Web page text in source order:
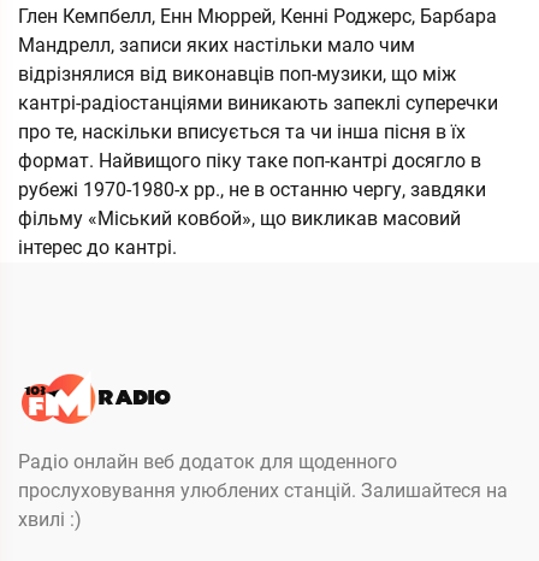
Глен Кемпбелл, Енн Мюррей, Кенні Роджерс, Барбара
Мандрелл, записи яких настільки мало чим
відрізнялися від виконавців поп-музики, що між
кантрі-радіостанціями виникають запеклі суперечки
про те, наскільки вписується та чи інша пісня в їх
формат. Найвищого піку таке поп-кантрі досягло в
рубежі 1970-1980-х рр., не в останню чергу, завдяки
фільму «Міський ковбой», що викликав масовий
інтерес до кантрі.
Радіо онлайн веб додаток для щоденного
прослуховування улюблених станцій. Залишайтеся на
хвилі :)